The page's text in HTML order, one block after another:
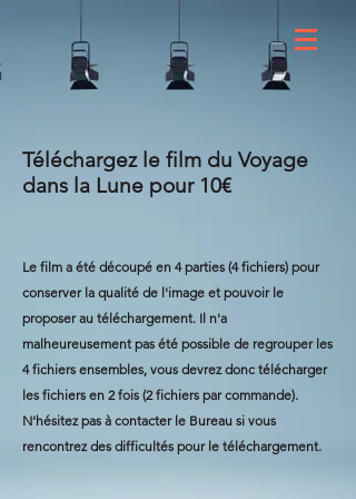
Téléchargez le film du Voyage
dans la Lune pour 10€
Le film a été découpé en 4 parties (4 fichiers) pour
conserver la qualité de l'image et pouvoir le
proposer au téléchargement. Il n'a
malheureusement pas été possible de regrouper les
4 fichiers ensembles, vous devrez donc télécharger
les fichiers en 2 fois (2 fichiers par commande).
N'hésitez pas à contacter le Bureau si vous
rencontrez des difficultés pour le téléchargement.